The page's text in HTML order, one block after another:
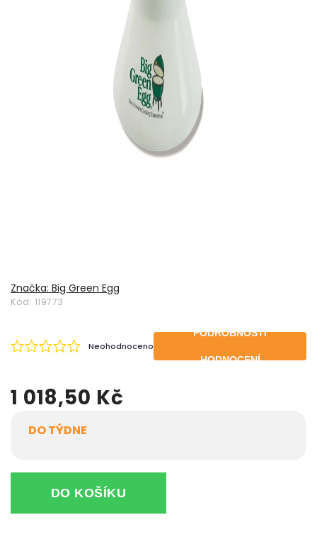
Značka: Big Green Egg
Kód: 119773
Neohodnoceno
PODROBNOSTI
HODNOCENÍ
1 018,50 Kč
DO TÝDNE
DO KOŠÍKU